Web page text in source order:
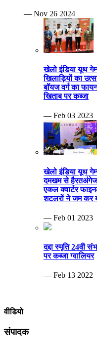
— Nov 26 2024
खेलो इंडिया यूथ
खिलाड़ियों का
बॉयज वर्ग का
खिताब पर कब्जा
— Feb 03 2023
खेलो इंडिया यूथ
दमखम से हैरतअंगेज
एकल क्वार्टर
शटलरों ने जम कर
— Feb 01 2023
दद्दा स्मृति 24वी
पर कब्जा ग्वालियर
— Feb 13 2022
वीडियो
संपादक